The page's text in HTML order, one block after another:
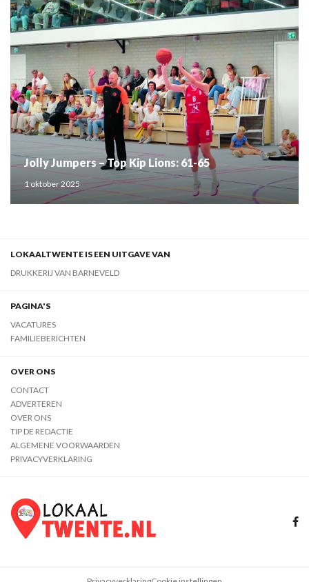
Jolly Jumpers – Top Kip Lions: 61-65
1 oktober 2025
LOKAALTWENTE IS EEN UITGAVE VAN
DRUKKERIJ VAN BARNEVELD
PAGINA'S
VACATURES
FAMILIEBERICHTEN
OVER ONS
CONTACT
ADVERTEREN
OVER ONS
TIP DE REDACTIE
ALGEMENE VOORWAARDEN
PRIVACYVERKLARING